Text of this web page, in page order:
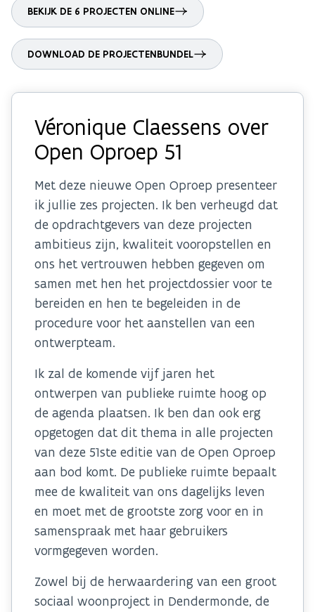
BEKIJK DE 6 PROJECTEN ONLINE
DOWNLOAD DE PROJECTENBUNDEL
Véronique Claessens over
Open Oproep 51
Met deze nieuwe Open Oproep presenteer
ik jullie zes projecten. Ik ben verheugd dat
de opdrachtgevers van deze projecten
ambitieus zijn, kwaliteit vooropstellen en
ons het vertrouwen hebben gegeven om
samen met hen het projectdossier voor te
bereiden en hen te begeleiden in de
procedure voor het aanstellen van een
ontwerpteam.
Ik zal de komende vijf jaren het
ontwerpen van publieke ruimte hoog op
de agenda plaatsen. Ik ben dan ook erg
opgetogen dat dit thema in alle projecten
van deze 51ste editie van de Open Oproep
aan bod komt. De publieke ruimte bepaalt
mee de kwaliteit van ons dagelijks leven
en moet met de grootste zorg voor en in
samenspraak met haar gebruikers
vormgegeven worden.
Zowel bij de herwaardering van een groot
sociaal woonproject in Dendermonde, de